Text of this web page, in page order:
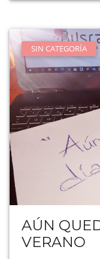
SIN CATEGORÍA
AÚN
VERANO